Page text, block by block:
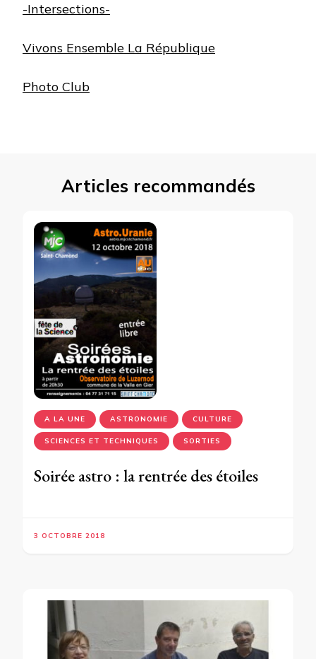
-Intersections-
Vivons Ensemble La République
Photo Club
Articles recommandés
A LA UNE ASTRONOMIE CULTURE
SCIENCES ET TECHNIQUES SORTIES
Soirée astro : la rentrée des étoiles
3 OCTOBRE 2018